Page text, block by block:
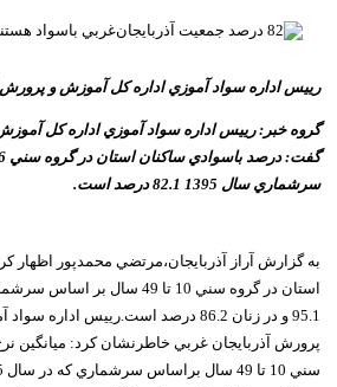
رييس اداره سواد آموزي اداره کل آموزش و
گروه خبر: رييس اداره سواد آموزي اداره کل
سرشماري سال 1395 82.1 درصد است.
به گزارش آراز آذربايجان،مرتضي محمدپور اظهار
استان در گروه سني 10 تا 49
95.1 و در زنان 86.2 درصد است.رييس
پرورش آذربايجان غربي خاطرنشان کرد: ميانگين